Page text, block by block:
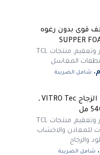
قوى بدون رغوه
SUPPER
وتعقيم,
منتجات TCL
المغاسل
شامل الضريبة
ملمع ومنظف الزجاج VITRO Tec ـ
مل
وتعقيم,
منتجات TCL
للمعادن والاخشاب
والزجاج
شامل الضريبة